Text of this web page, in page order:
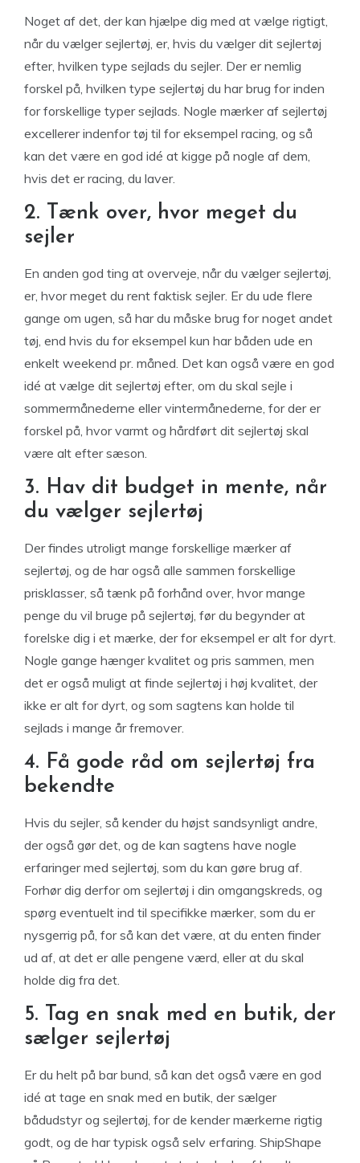
Noget af det, der kan hjælpe dig med at vælge rigtigt,
når du vælger sejlertøj, er, hvis du vælger dit sejlertøj
efter, hvilken type sejlads du sejler. Der er nemlig
forskel på, hvilken type sejlertøj du har brug for inden
for forskellige typer sejlads. Nogle mærker af sejlertøj
excellerer indenfor tøj til for eksempel racing, og så
kan det være en god idé at kigge på nogle af dem,
hvis det er racing, du laver.
2. Tænk over, hvor meget du
sejler
En anden god ting at overveje, når du vælger sejlertøj,
er, hvor meget du rent faktisk sejler. Er du ude flere
gange om ugen, så har du måske brug for noget andet
tøj, end hvis du for eksempel kun har båden ude en
enkelt weekend pr. måned. Det kan også være en god
idé at vælge dit sejlertøj efter, om du skal sejle i
sommermånederne eller vintermånederne, for der er
forskel på, hvor varmt og hårdført dit sejlertøj skal
være alt efter sæson.
3. Hav dit budget in mente, når
du vælger sejlertøj
Der findes utroligt mange forskellige mærker af
sejlertøj, og de har også alle sammen forskellige
prisklasser, så tænk på forhånd over, hvor mange
penge du vil bruge på sejlertøj, før du begynder at
forelske dig i et mærke, der for eksempel er alt for dyrt.
Nogle gange hænger kvalitet og pris sammen, men
det er også muligt at finde sejlertøj i høj kvalitet, der
ikke er alt for dyrt, og som sagtens kan holde til
sejlads i mange år fremover.
4. Få gode råd om sejlertøj fra
bekendte
Hvis du sejler, så kender du højst sandsynligt andre,
der også gør det, og de kan sagtens have nogle
erfaringer med sejlertøj, som du kan gøre brug af.
Forhør dig derfor om sejlertøj i din omgangskreds, og
spørg eventuelt ind til specifikke mærker, som du er
nysgerrig på, for så kan det være, at du enten finder
ud af, at det er alle pengene værd, eller at du skal
holde dig fra det.
5. Tag en snak med en butik, der
sælger sejlertøj
Er du helt på bar bund, så kan det også være en god
idé at tage en snak med en butik, der sælger
bådudstyr og sejlertøj, for de kender mærkerne rigtig
godt, og de har typisk også selv erfaring. ShipShape